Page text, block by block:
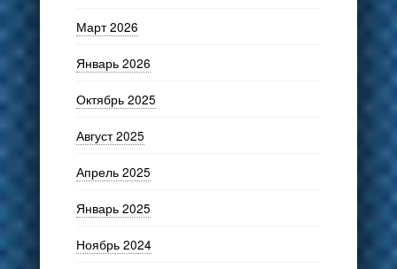
Март 2026
Январь 2026
Октябрь 2025
Август 2025
Апрель 2025
Январь 2025
Ноябрь 2024